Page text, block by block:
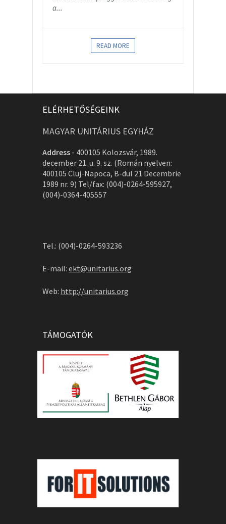
a...
READ MORE
ELÉRHETŐSÉGEINK
MAGYAR UNITÁRIUS EGYHÁZ
Address - 400105 Kolozsvár, 1989.
december 21. u. 9. sz. (Román nyelven:
400105 Cluj-Napoca, B-dul 21 Decembrie
1989 nr. 9) Tel/fax: (004)-0264-595927,
(004)-0364-405557
Tel.: (004)-0264-593236
E-mail: ekt@unitarius.org
Web: http://unitarius.org
TÁMOGATÓK